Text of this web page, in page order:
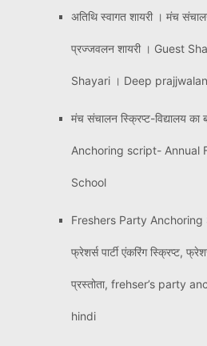
अतिथि स्वागत शायरी । मंच
प्रज्जवलन शायरी । Guest
Shayari । Deep
मंच संचालन स्क्रिप्ट-विद्यालय का
Anchoring script- Annual
School
Freshers Party
फ्रेशर्स पार्टी एंकरिंग स्क्रिप्ट,
प्रस्तोता, frehser’s party
hindi